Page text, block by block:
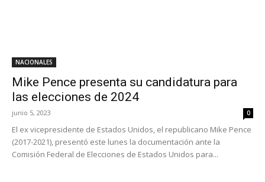
NACIONALES
Mike Pence presenta su candidatura para
las elecciones de 2024
junio 5, 2023 0
El ex vicepresidente de Estados Unidos, el republicano Mike Pence
(2017-2021), presentó este lunes la documentación ante la
Comisión Federal de Elecciones de Estados Unidos para...